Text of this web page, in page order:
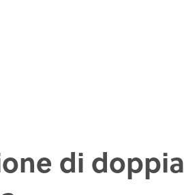
di doppia